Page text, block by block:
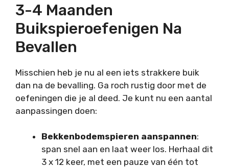
3-4 Maanden
Buikspieroefenigen Na
Bevallen
Misschien heb je nu al een iets strakkere buik
dan na de bevalling. Ga roch rustig door met de
oefeningen die je al deed. Je kunt nu een aantal
aanpassingen doen:
Bekkenbodemspieren aanspannen:
span snel aan en laat weer los. Herhaal dit
3 x 12 keer, met een pauze van één tot